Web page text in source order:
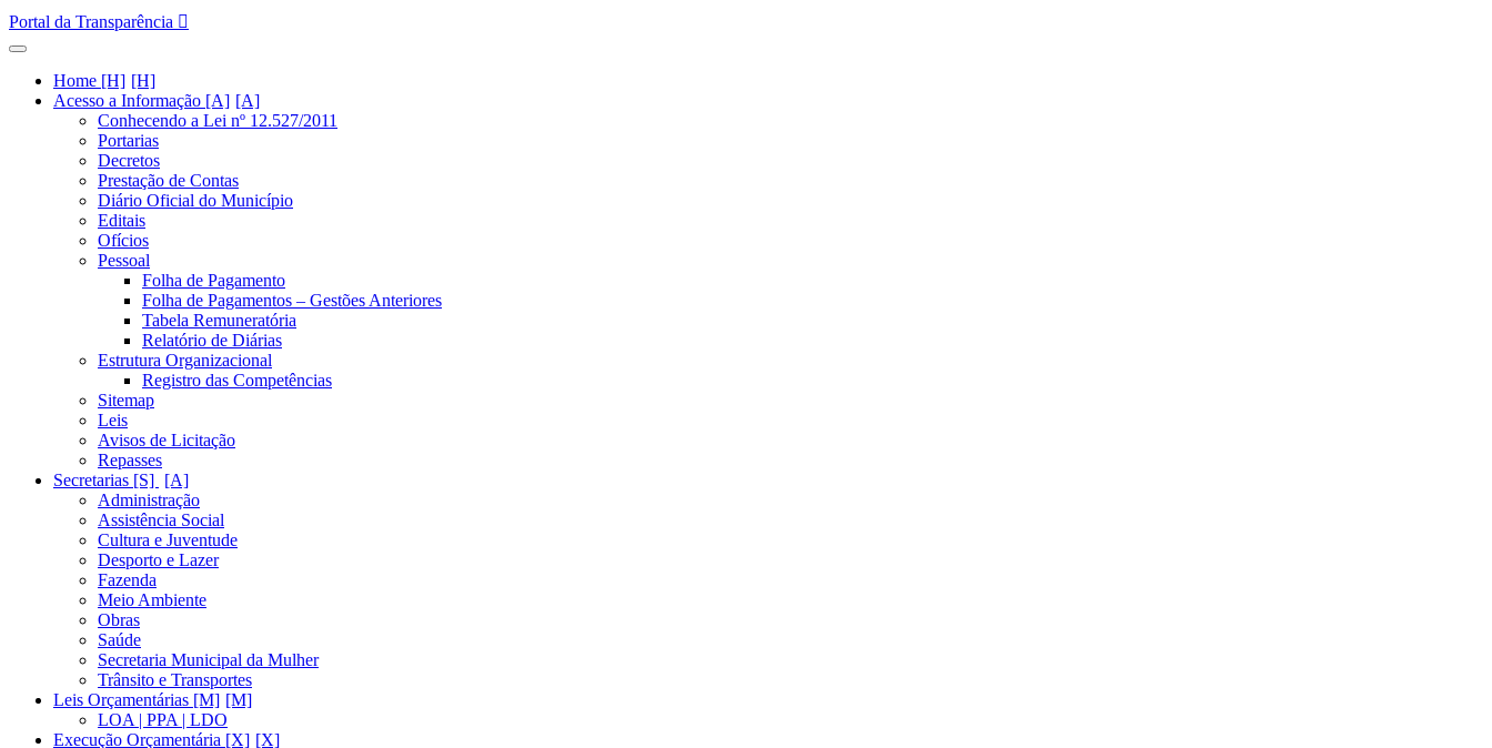
Portal da Transparência
Home [H]
Acesso a Informação [A]
Conhecendo a Lei nº 12.527/2011
Portarias
Decretos
Prestação de Contas
Diário Oficial do Município
Editais
Ofícios
Pessoal
Folha de Pagamento
Folha de Pagamentos – Gestões Anteriores
Tabela Remuneratória
Relatório de Diárias
Estrutura Organizacional
Registro das Competências
Sitemap
Leis
Avisos de Licitação
Repasses
Secretarias [S]
Administração
Assistência Social
Cultura e Juventude
Desporto e Lazer
Fazenda
Meio Ambiente
Obras
Saúde
Secretaria Municipal da Mulher
Trânsito e Transportes
Leis Orçamentárias [M]
LOA | PPA | LDO
Execução Orçamentária [X]